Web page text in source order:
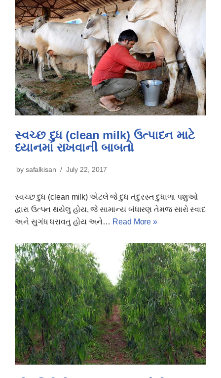
સ્વચ્છ દુધ (clean milk) ઉત્પાદન માટે
ધ્યાનમાં રાખવાની બાબતો
by safalkisan July 22, 2017
સ્વચ્છ દુધ (clean milk) એટલે જે દુધ તંદુરસ્ત દુધાળા પશુઓ
દ્વારા ઉત્પન થયેલુ હોય, જે સામાન્ય બંધારણ તેમજ સારો સ્વાદ
અને સુગંધ ધરાવતુ હોય અને… Read More »